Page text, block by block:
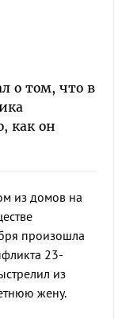
о том, что в
как он
из домов на
произошла
23-
из
жену.